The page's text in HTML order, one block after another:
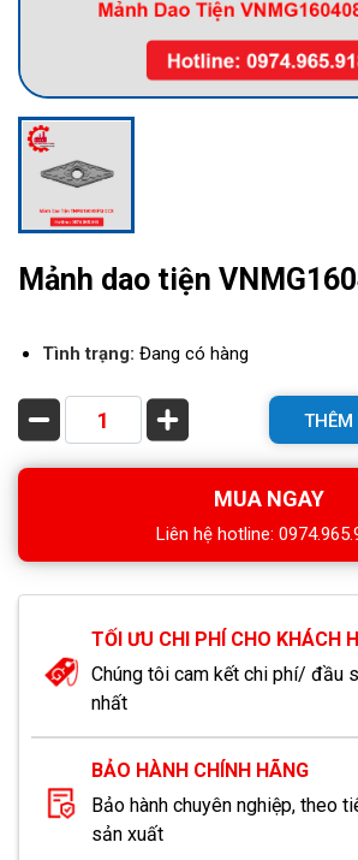
Mảnh dao tiện
Tình trạng: Đang có hàng
THÊM
MUA NGAY
Liên hệ hotline:
TỐI ƯU CHI PHÍ CHO KHÁCH
Chúng tôi cam kết chi phí/ đầu
nhất
BẢO HÀNH CHÍNH HÃNG
Bảo hành chuyên nghiệp, theo
sản xuất